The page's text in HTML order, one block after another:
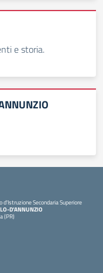
e storia.
Secondaria Superiore
D'ANNUNZIO
(PR)